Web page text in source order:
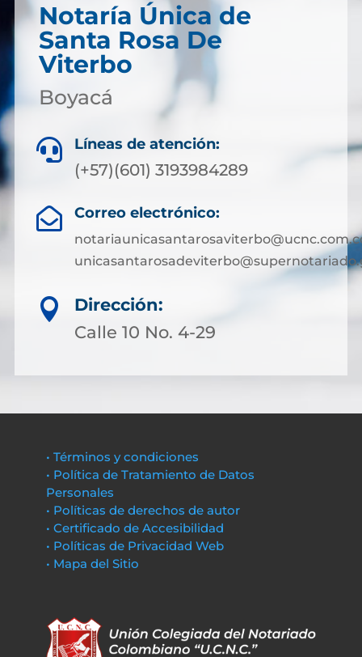
Notaría Única de
Santa Rosa De
Viterbo
Boyacá
 Líneas de atención:
(+57)(601) 3193984289
 Correo electrónico:

Dirección:
Calle 10 No. 4-29
• Términos y condiciones
• Política de Tratamiento de Datos
Personales
• Políticas de derechos de autor
• Certificado de Accesibilidad
• Políticas de Privacidad Web
• Mapa del Sitio